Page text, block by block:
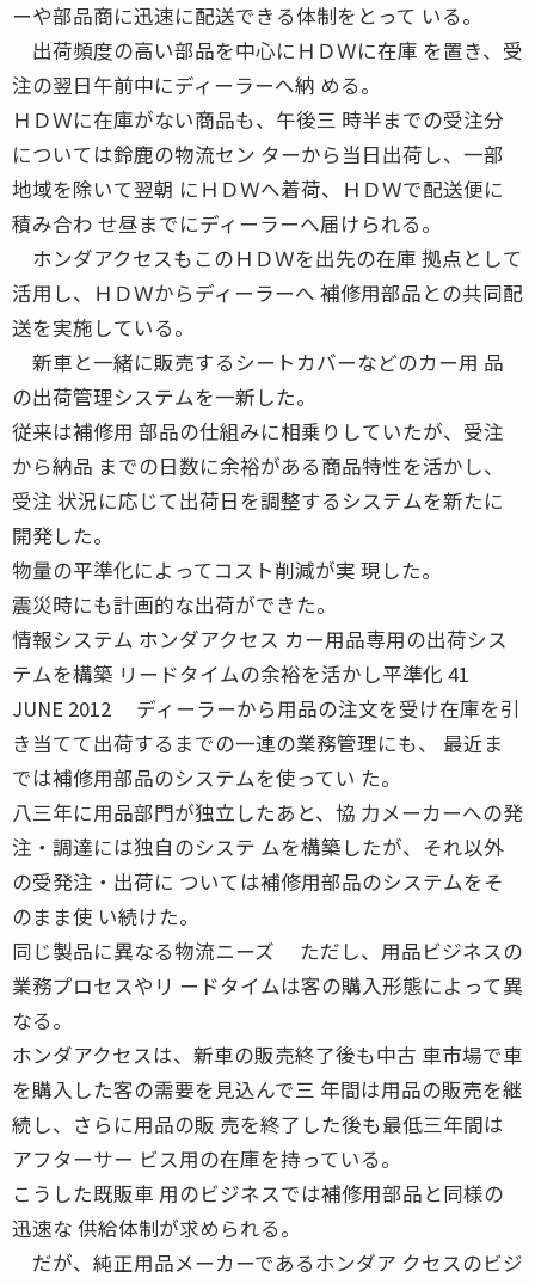
ーや部品商に迅速に配送できる体制をとって いる。
出荷頻度の高い部品を中心にＨＤＷに在庫 を置き、受
注の翌日午前中にディーラーへ納 める。
ＨＤＷに在庫がない商品も、午後三 時半までの受注分
については鈴鹿の物流セン ターから当日出荷し、一部
地域を除いて翌朝 にＨＤＷへ着荷、ＨＤＷで配送便に
積み合わ せ昼までにディーラーへ届けられる。
ホンダアクセスもこのＨＤＷを出先の在庫 拠点として
活用し、ＨＤＷからディーラーへ 補修用部品との共同配
送を実施している。
新車と一緒に販売するシートカバーなどのカー用 品
の出荷管理システムを一新した。
従来は補修用 部品の仕組みに相乗りしていたが、受注
から納品 までの日数に余裕がある商品特性を活かし、
受注 状況に応じて出荷日を調整するシステムを新たに
開発した。
物量の平準化によってコスト削減が実 現した。
震災時にも計画的な出荷ができた。
情報システム ホンダアクセス カー用品専用の出荷シス
テムを構築 リードタイムの余裕を活かし平準化 41
JUNE 2012 ディーラーから用品の注文を受け在庫を引
き当てて出荷するまでの一連の業務管理にも、 最近ま
では補修用部品のシステムを使ってい た。
八三年に用品部門が独立したあと、協 力メーカーへの発
注・調達には独自のシステ ムを構築したが、それ以外
の受発注・出荷に ついては補修用部品のシステムをそ
のまま使 い続けた。
同じ製品に異なる物流ニーズ ただし、用品ビジネスの
業務プロセスやリ ードタイムは客の購入形態によって異
なる。
ホンダアクセスは、新車の販売終了後も中古 車市場で車
を購入した客の需要を見込んで三 年間は用品の販売を継
続し、さらに用品の販 売を終了した後も最低三年間は
アフターサー ビス用の在庫を持っている。
こうした既販車 用のビジネスでは補修用部品と同様の
迅速な 供給体制が求められる。
だが、純正用品メーカーであるホンダア クセスのビジ